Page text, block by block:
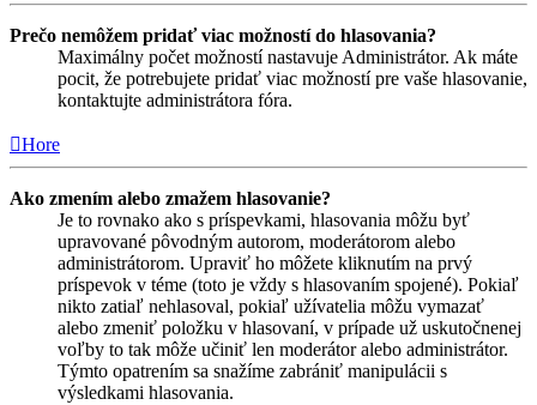
Prečo nemôžem pridať viac možností do hlasovania?
Maximálny počet možností nastavuje Administrátor. Ak máte
pocit, že potrebujete pridať viac možností pre vaše hlasovanie,
kontaktujte administrátora fóra.
Hore
Ako zmením alebo zmažem hlasovanie?
Je to rovnako ako s príspevkami, hlasovania môžu byť
upravované pôvodným autorom, moderátorom alebo
administrátorom. Upraviť ho môžete kliknutím na prvý
príspevok v téme (toto je vždy s hlasovaním spojené). Pokiaľ
nikto zatiaľ nehlasoval, pokiaľ užívatelia môžu vymazať
alebo zmeniť položku v hlasovaní, v prípade už uskutočnenej
voľby to tak môže učiniť len moderátor alebo administrátor.
Týmto opatrením sa snažíme zabrániť manipulácii s
výsledkami hlasovania.